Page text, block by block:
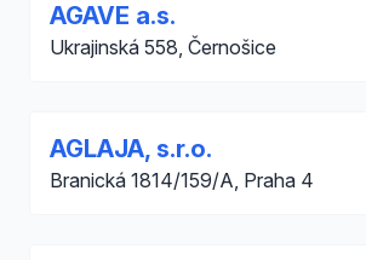
AGAVE a.s.
Ukrajinská 558, Černošice
AGLAJA, s.r.o.
Branická 1814/159/A, Praha 4